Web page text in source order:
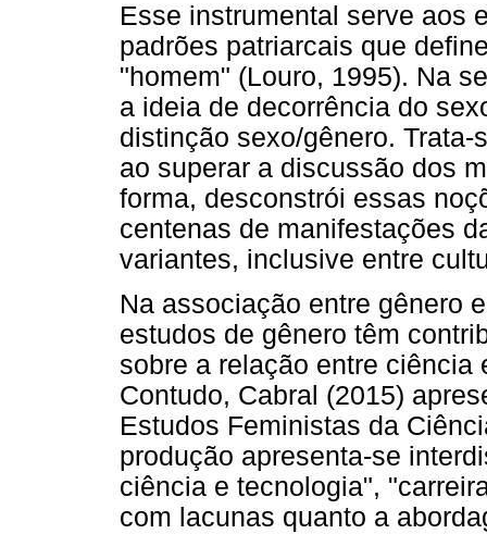
Esse instrumental serve aos
padrões patriarcais que
"homem" (Louro, 1995). Na
a ideia de decorrência do
distinção sexo/gênero.
ao superar a discussão dos
forma, desconstrói essas
centenas de manifestações
variantes, inclusive entre
Na associação entre gênero
estudos de gênero têm
sobre a relação entre ciência
Contudo, Cabral (2015)
Estudos Feministas da
produção apresenta-se
ciência e tecnologia",
com lacunas quanto a